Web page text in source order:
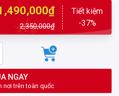
2,350,000₫
Tiết kiệm
-37%
NGAY
nơi trên toàn quốc